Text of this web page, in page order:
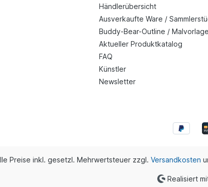
Händlerübersicht
Ausverkaufte Ware /
Buddy-Bear-Outline / Malvorlage
Aktueller Produktkatalog
FAQ
Künstler
Newsletter
Preise inkl. gesetzl. Mehrwertsteuer zzgl. Versandkosten
Realisiert